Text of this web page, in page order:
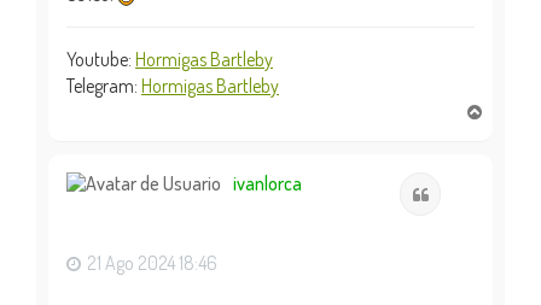
Youtube: Hormigas Bartleby
Telegram: Hormigas Bartleby
ivanlorca
21 Ago 2024 18:46